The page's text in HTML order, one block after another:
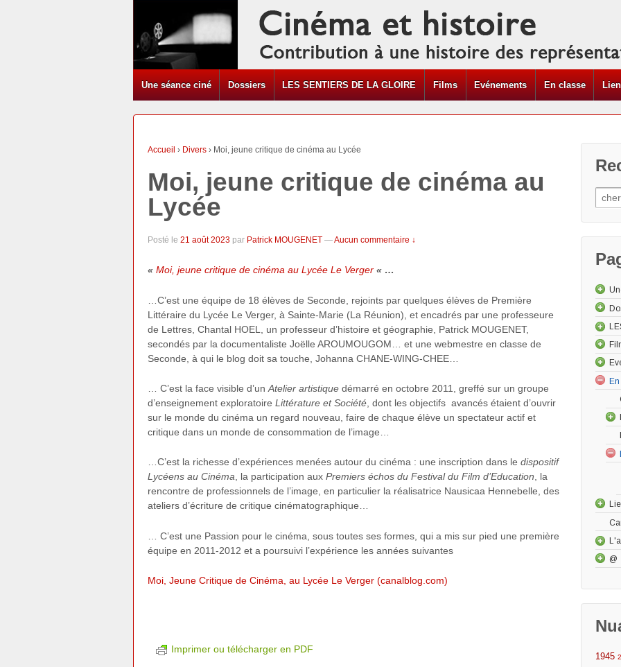
Une séance ciné Dossiers LES SENTIERS DE LA GLOIRE Films Evénements En classe
Accueil › Divers › Moi, jeune critique de cinéma au Lycée
Moi, jeune critique de cinéma au
Lycée
Posté le 21 août 2023 par Patrick MOUGENET —Aucun commentaire ↓
« Moi, jeune critique de cinéma au Lycée Le Verger « …
…C’est une équipe de 18 élèves de Seconde, rejoints par quelques élèves de Première
Littéraire du Lycée Le Verger, à Sainte-Marie (La Réunion), et encadrés par une professeure
de Lettres, Chantal HOEL, un professeur d’histoire et géographie, Patrick MOUGENET,
secondés par la documentaliste Joëlle AROUMOUGOM… et une webmestre en classe de
Seconde, à qui le blog doit sa touche, Johanna CHANE-WING-CHEE…
… C’est la face visible d’un Atelier artistique démarré en octobre 2011, greffé sur un groupe
d’enseignement exploratoire Littérature et Société , dont les objectifs avancés étaient d’ouvrir
sur le monde du cinéma un regard nouveau, faire de chaque élève un spectateur actif et
critique dans un monde de consommation de l’image…
…C’est la richesse d’expériences menées autour du cinéma : une inscription dans le dispositif
Lycéens au Cinéma, la participation aux Premiers échos du Festival du Film d’Education, la
rencontre de professionnels de l’image, en particulier la réalisatrice Nausicaa Hennebelle, des
ateliers d’écriture de critique cinématographique…
… C’est une Passion pour le cinéma, sous toutes ses formes, qui a mis sur pied une première
équipe en 2011-2012 et a poursuivi l’expérience les années suivantes
Moi, Jeune Critique de Cinéma, au Lycée Le Verger (canalblog.com)
Imprimer ou télécharger en PDF
@
1945